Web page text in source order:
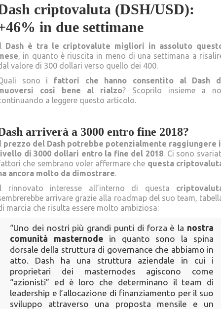
criptovaluta (DSH/USD):
in due settimane
Dash è tra le criptovalute migliori in assoluto
, in quanto è riuscita in meno di una settimana a
valore di 300 dollari verso quello dei 400.
sono i fattori che hanno consentito al Dash
così bene al rialzo? Scoprilo insieme a
a leggere questo articolo.
arriverà a 3000 entro fine 2018?
prezzo del Dash potrebbe potenzialmente raggiungere
di 3000 dollari entro la fine del 2018. Ci sono
che sembrano voler affermare che questa
ancora molto da dimostrare.
rinnovato interesse all’interno di questa
arrivare grazie alla roadmap del suo team,
marcia che risulta essere molto ambiziosa:
“Uno dei nostri più grandi punti di forza è la nostra
comunità masternodein quanto sono la spina
dorsale della struttura di governance che abbiamo in
atto. Dash ha una struttura aziendale in cui i
proprietari dei masternodes agiscono come
“azionisti” ed è loro che determinano il team di
leadership e l’allocazione di finanziamento per il suo
sviluppo attraverso una proposta mensile e un